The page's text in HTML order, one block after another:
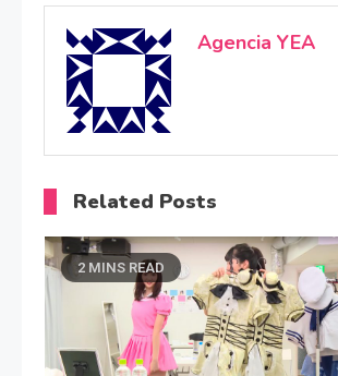
Agencia YEA
Related Posts
2 MINS READ